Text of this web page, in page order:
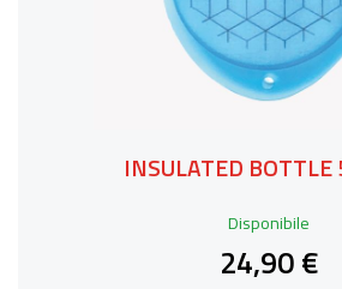
INSULATED
Disponibile
24,90 €